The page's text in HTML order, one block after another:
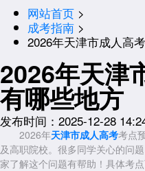
网站首页 >
成考指南 >
2026年天津市成人高
2026年天津
有哪些地方
发布时间：2025-12-28
2026年天津市成人高考考点
及高职院校。很多同学关心的问
家了解这个问题有帮助！具体考